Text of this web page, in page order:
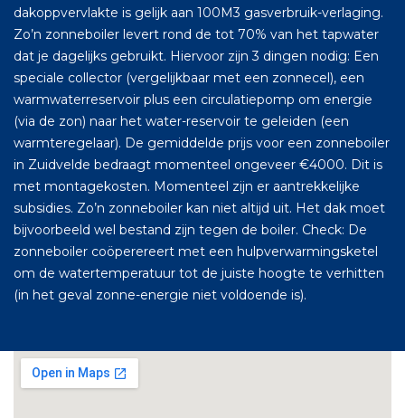
dakoppvervlakte is gelijk aan 100M3 gasverbruik-verlaging.
Zo’n zonneboiler levert rond de tot 70% van het tapwater
dat je dagelijks gebruikt. Hiervoor zijn 3 dingen nodig: Een
speciale collector (vergelijkbaar met een zonnecel), een
warmwaterreservoir plus een circulatiepomp om energie
(via de zon) naar het water-reservoir te geleiden (een
warmteregelaar). De gemiddelde prijs voor een zonneboiler
in Zuidvelde bedraagt momenteel ongeveer €4000. Dit is
met montagekosten. Momenteel zijn er aantrekkelijke
subsidies. Zo’n zonneboiler kan niet altijd uit. Het dak moet
bijvoorbeeld wel bestand zijn tegen de boiler. Check: De
zonneboiler coöperereert met een hulpverwarmingsketel
om de watertemperatuur tot de juiste hoogte te verhitten
(in het geval zonne-energie niet voldoende is).